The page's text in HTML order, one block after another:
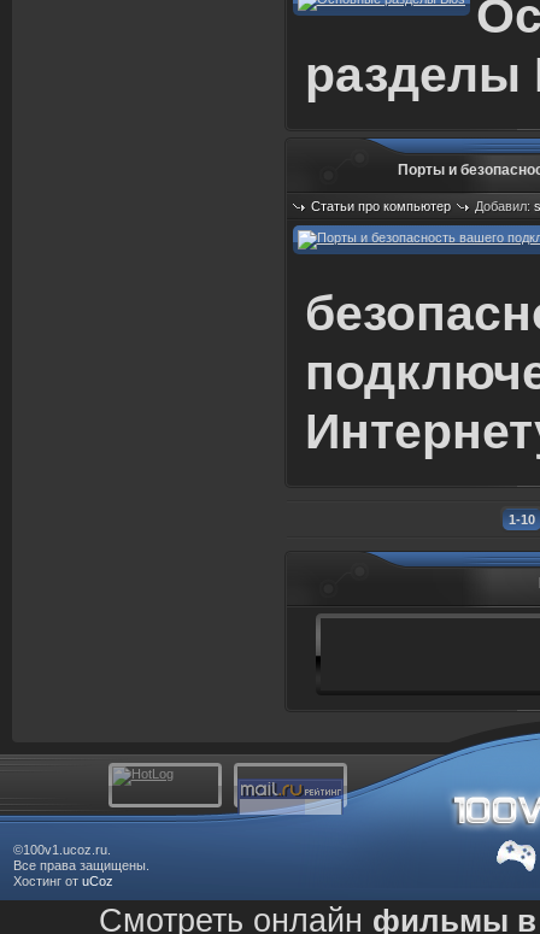
разделы
Порты и
Статьи про компьютер Добавил:
Просмотров: 713
1-10
©100v1.ucoz.ru.
Все права защищены.
Хостинг от uCoz
Смотреть онлайн фильмы в